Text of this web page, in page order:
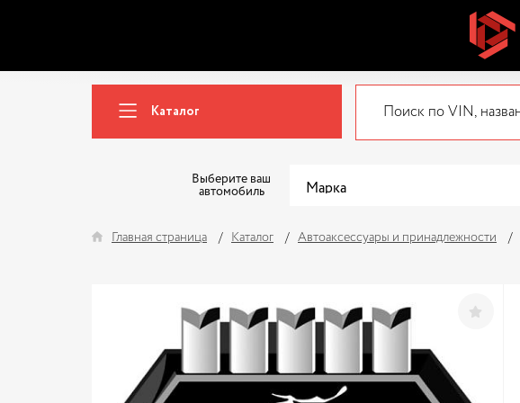
Каталог
Выберите ваш
автомобиль
Главная страница Каталог Автоаксессуары и принадлежности